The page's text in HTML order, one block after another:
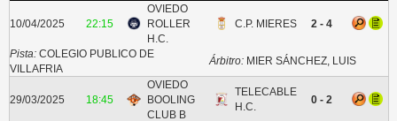
10/04/2025 22:15
OVIEDO
ROLLER
H.C.
C.P. MIERES 2 - 4
Pista:COLEGIO PUBLICO DE
VILLAFRIA
Árbitro:MIER SÁNCHEZ, LUIS
29/03/2025 18:45
OVIEDO
BOOLING
CLUB B
TELECABLE
H.C.
0 - 2